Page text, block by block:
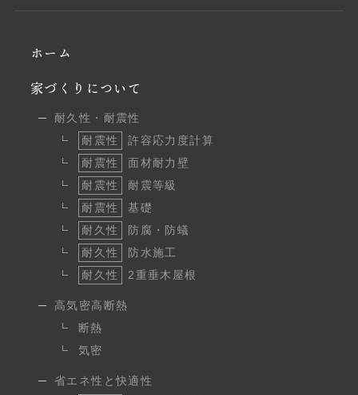
ホーム
家づくりについて
耐久性・耐震性
耐震性
許容応力度計算
耐震性
面材耐力壁
耐震性
耐震等級
耐震性
基礎
耐久性
防腐・防蟻
耐久性
防水施工
耐久性
2重垂木屋根
高気密高断熱
断熱
気密
省エネ性と快適性